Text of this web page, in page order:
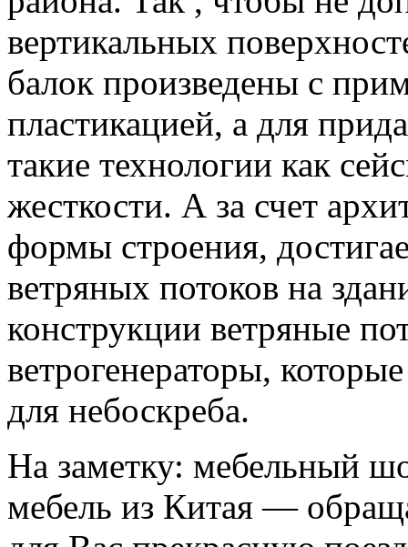
вертикальных
балок произведены с
пластикацией, а для
такие технологии как
жесткости. А за счет
формы строения,
ветряных потоков на
конструкции ветряные
ветрогенераторы,
для небоскреба.
На заметку: мебельный
мебель из Китая —